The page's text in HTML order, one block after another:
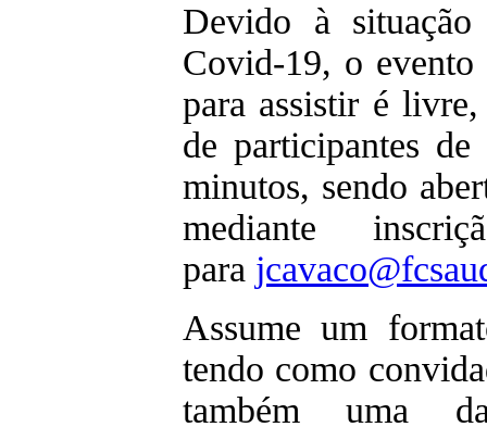
Devido à
Covid-19, o
para assistir é
de participantes
minutos, sendo
mediante
para
Assume um
tendo como
também uma